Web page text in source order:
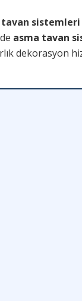
tavan sistemleri
asma tavan
dekorasyon